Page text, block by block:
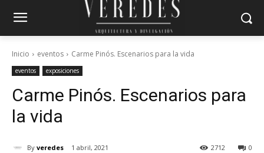
Inicio eventos Carme Pinós. Escenarios para la vida
eventos exposiciones
Carme Pinós. Escenarios para
la vida
By veredes 1 abril, 2021 0
2712